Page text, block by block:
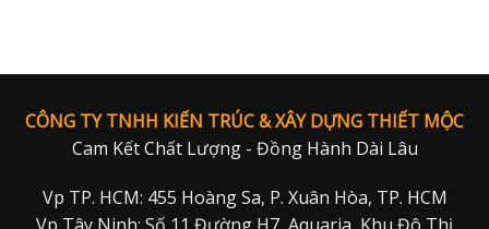
CÔNG TY TNHH KIẾN TRÚC & XÂY DỰNG THIẾT MỘC
Cam Kết Chất Lượng - Đồng Hành Dài Lâu
Vp TP. HCM: 455 Hoàng Sa, P. Xuân Hòa, TP. HCM